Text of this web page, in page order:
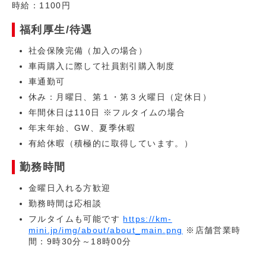
時給：1100円
福利厚生/待遇
社会保険完備（加入の場合）
車両購入に際して社員割引購入制度
車通勤可
休み：月曜日、第１・第３火曜日（定休日）
年間休日は110日 ※フルタイムの場合
年末年始、GW、夏季休暇
有給休暇（積極的に取得しています。）
勤務時間
金曜日入れる方歓迎
勤務時間は応相談
フルタイムも可能です https://km-
mini.jp/img/about/about_main.png
※店舗営業時
間：9時30分～18時00分